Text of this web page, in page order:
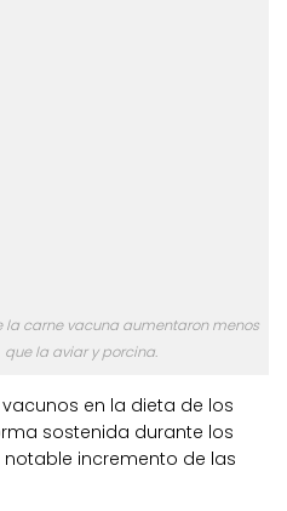
la carne vacuna aumentaron menos
que la aviar y porcina.
en la dieta de los
sostenida durante los
incremento de las